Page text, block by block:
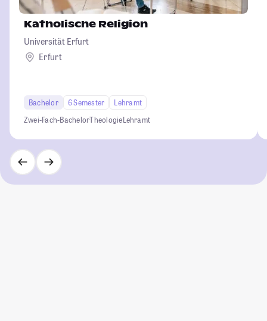
Katholische Religion
Universität Erfurt
Erfurt
Bachelor 6 Semester
Lehramt
Zwei-Fach-BachelorTheologieLehramt